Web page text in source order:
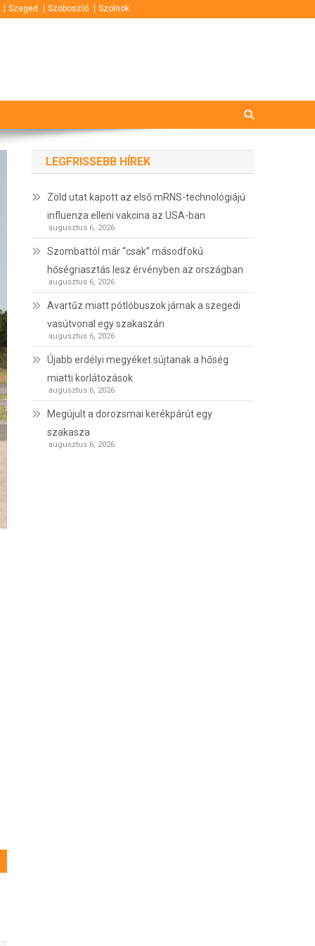
Szeged Szoboszló Szolnok
LEGFRISSEBB HÍREK
Zöld utat kapott az első mRNS-technológiájú
influenza elleni vakcina az USA-ban
augusztus 6, 2026
Szombattól már “csak” másodfokú
hőségriasztás lesz érvényben az országban
augusztus 6, 2026
Avartűz miatt pótlóbuszok járnak a szegedi
vasútvonal egy szakaszán
augusztus 6, 2026
Újabb erdélyi megyéket sújtanak a hőség
miatti korlátozások
augusztus 6, 2026
Megújult a dorozsmai kerékpárút egy
szakasza
augusztus 6, 2026